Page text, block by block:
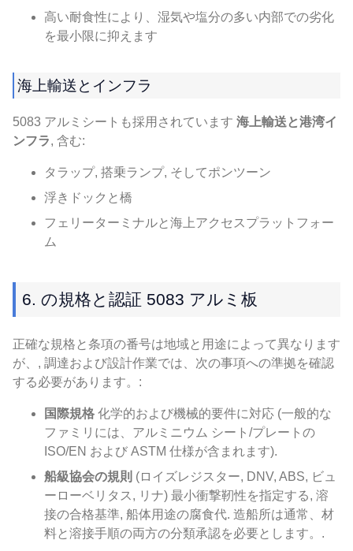
高い耐食性により、湿気や塩分の多い内部での劣化
を最小限に抑えます
海上輸送とインフラ
5083 アルミシートも採用されています 海上輸送と港湾イ
ンフラ, 含む:
タラップ, 搭乗ランプ, そしてポンツーン
浮きドックと橋
フェリーターミナルと海上アクセスプラットフォー
ム
6. の規格と認証 5083 アルミ板
正確な規格と条項の番号は地域と用途によって異なります
が、, 調達および設計作業では、次の事項への準拠を確認
する必要があります。:
国際規格 化学的および機械的要件に対応 (一般的な
ファミリには、アルミニウム シート/プレートの
ISO/EN および ASTM 仕様が含まれます).
船級協会の規則 (ロイズレジスター, DNV, ABS, ビュ
ーローベリタス, リナ) 最小衝撃靭性を指定する, 溶
接の合格基準, 船体用途の腐食代. 造船所は通常、材
料と溶接手順の両方の分類承認を必要とします。.